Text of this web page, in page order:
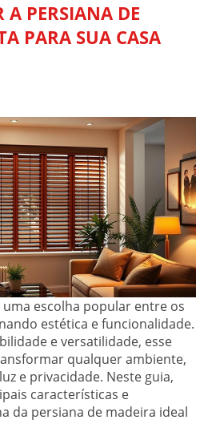
A PERSIANA DE
PARA SUA CASA
escolha popular entre os
estética e funcionalidade.
e versatilidade, esse
qualquer ambiente,
e privacidade. Neste guia,
características e
da persiana de madeira ideal